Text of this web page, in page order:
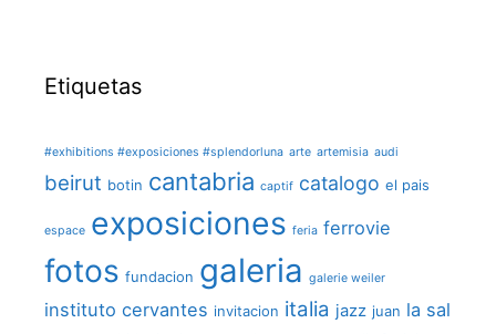
Etiquetas
#exhibitions #exposiciones #splendorluna arte artemisia audi
beirut botin cantabria captif catalogo el pais
espace exposiciones feria ferrovie
fotos fundacion galeria galerie weiler
instituto cervantes invitacion italia jazz juan la sal